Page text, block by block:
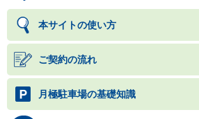
本サイトの使い方
ご契約の流れ
月極駐車場の基礎知識